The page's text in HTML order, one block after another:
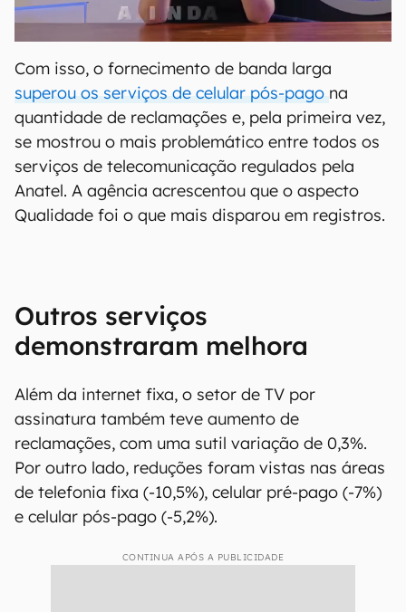
Com isso, o fornecimento de banda larga
superou os serviços de celular pós-pago na
quantidade de reclamações e, pela primeira vez,
se mostrou o mais problemático entre todos os
serviços de telecomunicação regulados pela
Anatel. A agência acrescentou que o aspecto
Qualidade foi o que mais disparou em registros.
Outros serviços
demonstraram melhora
Além da internet fixa, o setor de TV por
assinatura também teve aumento de
reclamações, com uma sutil variação de 0,3%.
Por outro lado, reduções foram vistas nas áreas
de telefonia fixa (-10,5%), celular pré-pago (-7%)
e celular pós-pago (-5,2%).
CONTINUA APÓS A PUBLICIDADE